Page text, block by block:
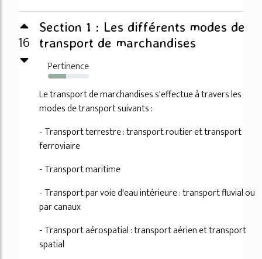
16
Section 1 : Les différents modes de
transport de marchandises
Pertinence
44%
Le transport de marchandises s'effectue à travers les
modes de transport suivants :
- Transport terrestre : transport routier et transport
ferroviaire
- Transport maritime
- Transport par voie d'eau intérieure : transport fluvial ou
par canaux
- Transport aérospatial : transport aérien et transport
spatial